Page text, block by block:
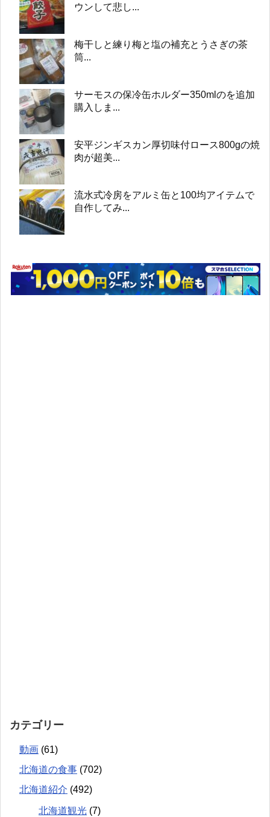
ウンして悲し...
梅干しと練り梅と塩の補充とうさぎの茶
筒...
サーモスの保冷缶ホルダー350mlのを追加
購入しま...
安平ジンギスカン厚切味付ロース800gの焼
肉が超美...
流水式冷房をアルミ缶と100均アイテムで
自作してみ...
カテゴリー
動画 (61)
北海道の食事 (702)
北海道紹介 (492)
北海道観光 (7)